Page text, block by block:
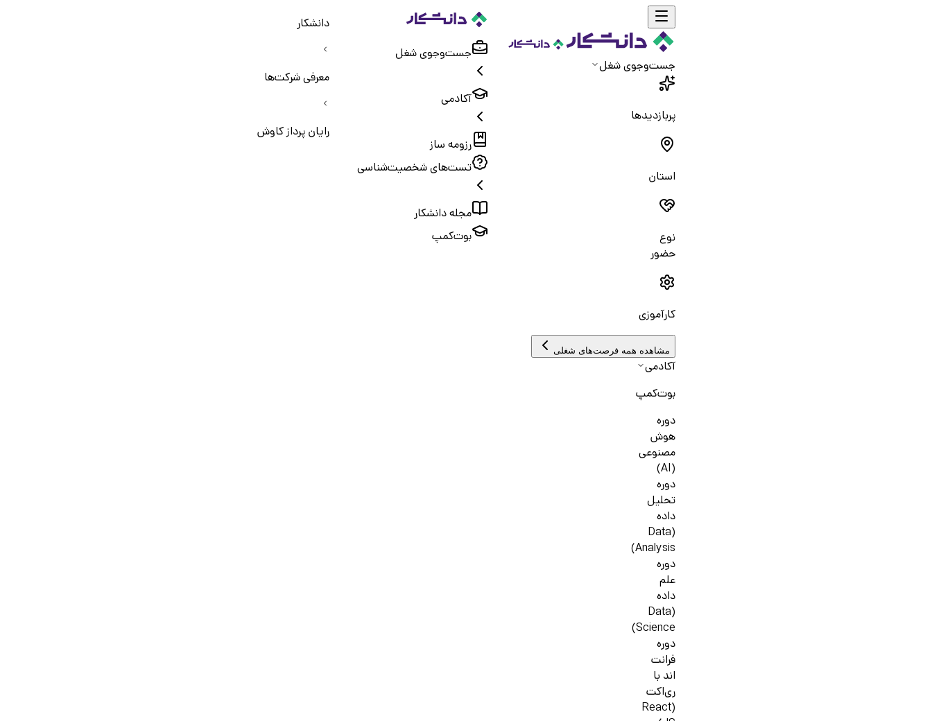
جست‌و‌جوی شغل
پربازدیدها
استان
نوع
حضور
کارآموزی
مشاهده همه فرصت‌های شغلی
آکادمی
بوت‌کمپ
دوره
هوش
مصنوعی
(AI)
دوره
تحلیل
داده
(Data
Analysis)
دوره
علم
داده
(Data
Science)
دوره
فرانت
اند با
ری‌اکت
(React
جست‌و‌جوی شغل
آکادمی
رزومه ساز
تست‌های شخصیت‌شناسی
مجله دانشکار
بوت‌کمپ
دانشکار
معرفی شرکت‌ها
رایان پرداز کاوش